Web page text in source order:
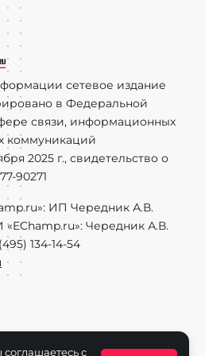
сетевое издание
в Федеральной
связи, информационных
коммуникаций
2025 г., свидетельство о
90271
ИП Чередник А.В.
Чередник А.В.
134-14-54
соглашаетесь с